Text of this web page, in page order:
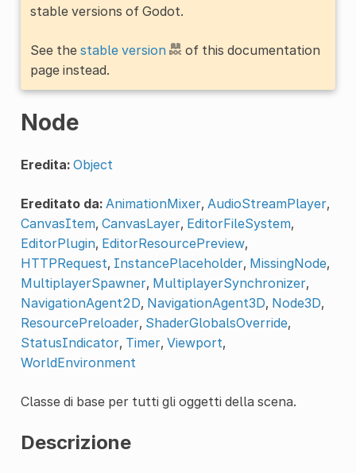
stable versions of Godot.
See the stable version
of this documentation
page instead.
Node
Eredita: Object
Ereditato da: AnimationMixer, AudioStreamPlayer,
CanvasItem, CanvasLayer, EditorFileSystem,
EditorPlugin, EditorResourcePreview,
HTTPRequest, InstancePlaceholder, MissingNode,
MultiplayerSpawner, MultiplayerSynchronizer,
NavigationAgent2D, NavigationAgent3D, Node3D,
ResourcePreloader, ShaderGlobalsOverride,
StatusIndicator, Timer, Viewport,
WorldEnvironment
Classe di base per tutti gli oggetti della scena.
Descrizione